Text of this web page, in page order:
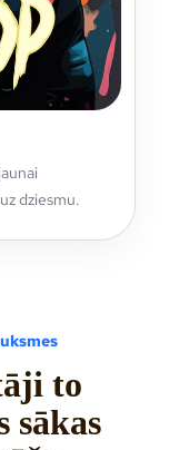
dziesmu.
to
sākas